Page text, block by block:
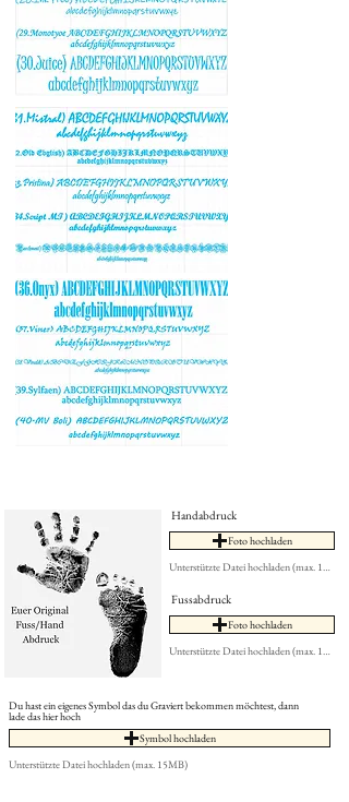
Handabdruck
Foto hochladen
Unterstützte Datei hochladen (max. 15MB)
Fussabdruck
Foto hochladen
Unterstützte Datei hochladen (max. 15MB)
Du hast ein eigenes Symbol das du Graviert bekommen möchtest, dann
lade das hier hoch
Symbol hochladen
Unterstützte Datei hochladen (max. 15MB)